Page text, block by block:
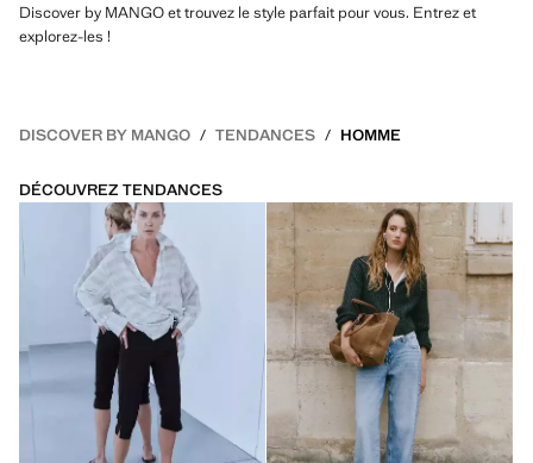
Discover by MANGO et trouvez le style parfait pour vous. Entrez et
explorez-les !
DISCOVER BY MANGO TENDANCES HOMME
DÉCOUVREZ TENDANCES